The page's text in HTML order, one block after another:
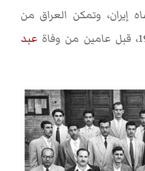
إيران، وتمكن العراق من
عبد